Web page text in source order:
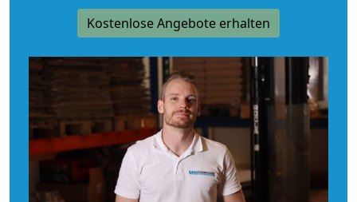
Kostenlose Angebote erhalten